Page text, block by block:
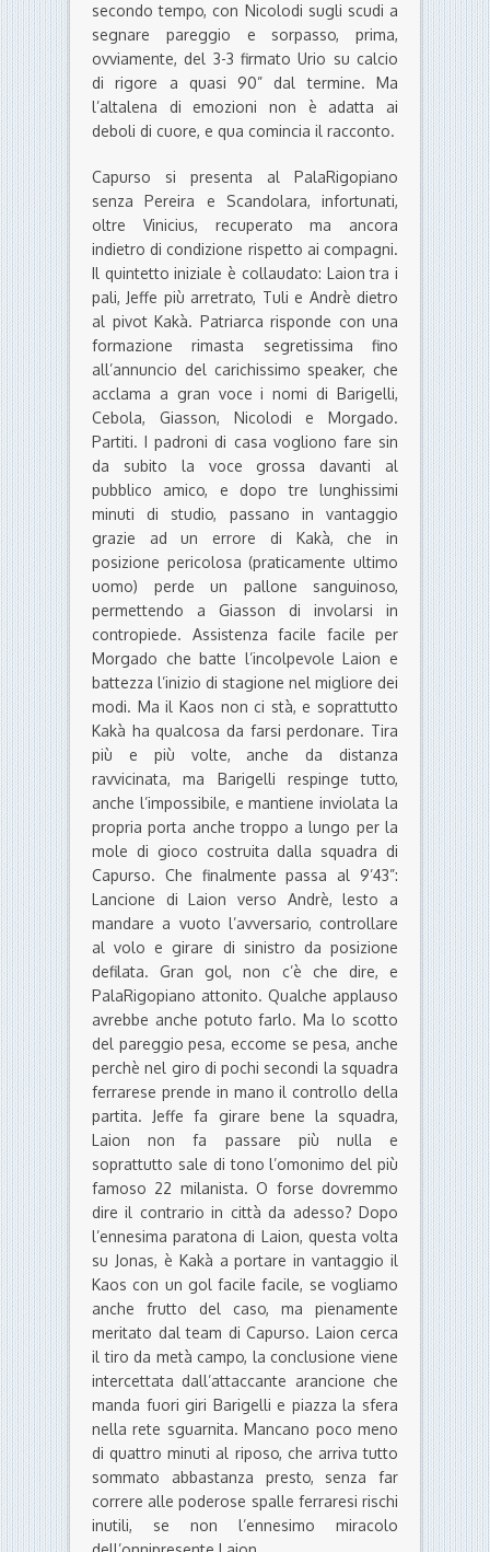
secondo tempo, con Nicolodi sugli scudi a
segnare pareggio e sorpasso, prima,
ovviamente, del 3-3 firmato Urio su calcio
di rigore a quasi 90” dal termine. Ma
l’altalena di emozioni non è adatta ai
deboli di cuore, e qua comincia il racconto.
Capurso si presenta al PalaRigopiano
senza Pereira e Scandolara, infortunati,
oltre Vinicius, recuperato ma ancora
indietro di condizione rispetto ai compagni.
Il quintetto iniziale è collaudato: Laion tra i
pali, Jeffe più arretrato, Tuli e Andrè dietro
al pivot Kakà. Patriarca risponde con una
formazione rimasta segretissima fino
all’annuncio del carichissimo speaker, che
acclama a gran voce i nomi di Barigelli,
Cebola, Giasson, Nicolodi e Morgado.
Partiti. I padroni di casa vogliono fare sin
da subito la voce grossa davanti al
pubblico amico, e dopo tre lunghissimi
minuti di studio, passano in vantaggio
grazie ad un errore di Kakà, che in
posizione pericolosa (praticamente ultimo
uomo) perde un pallone sanguinoso,
permettendo a Giasson di involarsi in
contropiede. Assistenza facile facile per
Morgado che batte l’incolpevole Laion e
battezza l’inizio di stagione nel migliore dei
modi. Ma il Kaos non ci stà, e soprattutto
Kakà ha qualcosa da farsi perdonare. Tira
più e più volte, anche da distanza
ravvicinata, ma Barigelli respinge tutto,
anche l’impossibile, e mantiene inviolata la
propria porta anche troppo a lungo per la
mole di gioco costruita dalla squadra di
Capurso. Che finalmente passa al 9’43”:
Lancione di Laion verso Andrè, lesto a
mandare a vuoto l’avversario, controllare
al volo e girare di sinistro da posizione
defilata. Gran gol, non c’è che dire, e
PalaRigopiano attonito. Qualche applauso
avrebbe anche potuto farlo. Ma lo scotto
del pareggio pesa, eccome se pesa, anche
perchè nel giro di pochi secondi la squadra
ferrarese prende in mano il controllo della
partita. Jeffe fa girare bene la squadra,
Laion non fa passare più nulla e
soprattutto sale di tono l’omonimo del più
famoso 22 milanista. O forse dovremmo
dire il contrario in città da adesso? Dopo
l’ennesima paratona di Laion, questa volta
su Jonas, è Kakà a portare in vantaggio il
Kaos con un gol facile facile, se vogliamo
anche frutto del caso, ma pienamente
meritato dal team di Capurso. Laion cerca
il tiro da metà campo, la conclusione viene
intercettata dall’attaccante arancione che
manda fuori giri Barigelli e piazza la sfera
nella rete sguarnita. Mancano poco meno
di quattro minuti al riposo, che arriva tutto
sommato abbastanza presto, senza far
correre alle poderose spalle ferraresi rischi
inutili, se non l’ennesimo miracolo